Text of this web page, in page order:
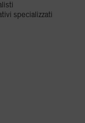
specializzati